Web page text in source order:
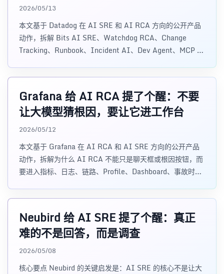
2026/05/13
本文基于 Datadog 在 AI SRE 和 AI RCA 方向的公开产品
动作，拆解 Bits AI SRE、Watchdog RCA、Change
Tracking、Runbook、Incident AI、Dev Agent、MCP 和
系统智能层。
Grafana 给 AI RCA 提了个醒：不要
让大模型猜根因，要让它进工作台
2026/05/12
本文基于 Grafana 在 AI RCA 和 AI SRE 方向的公开产品
动作，拆解为什么 AI RCA 不能只是聊天框或根因按钮，而
要进入指标、日志、链路、Profile、Dashboard、事故时间
Neubird 给 AI SRE 提了个醒：真正
难的不是回答，而是调查
2026/05/08
核心要点 Neubird 的关键启发是：AI SRE 的核心不是让大